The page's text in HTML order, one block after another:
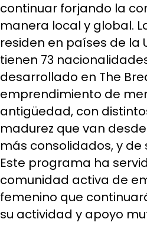
continuar forjando la
manera local y global.
residen en países de la
tienen 73
desarrollado en The
emprendimiento de
antigüedad, con
madurez que van
más consolidados, y de
Este programa ha
comunidad activa de
femenino que
su actividad y apoyo